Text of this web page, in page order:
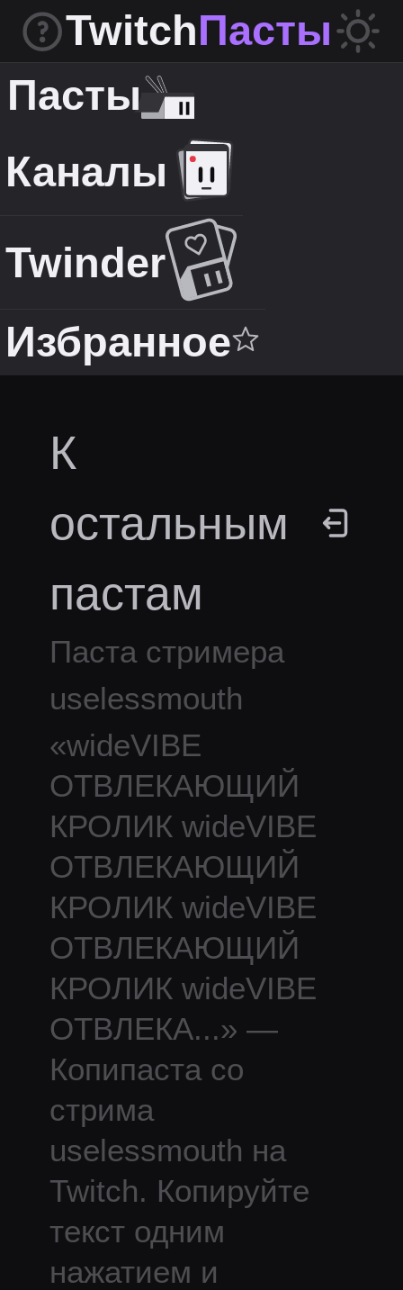
TwitchПасты
Пасты
Каналы
Twinder
Избранное
К
остальным
пастам
Паста стримера
uselessmouth
«wideVIBE
ОТВЛЕКАЮЩИЙ
КРОЛИК wideVIBE
ОТВЛЕКАЮЩИЙ
КРОЛИК wideVIBE
ОТВЛЕКАЮЩИЙ
КРОЛИК wideVIBE
ОТВЛЕКА...» —
Копипаста со
стрима
uselessmouth на
Twitch. Копируйте
текст одним
нажатием и